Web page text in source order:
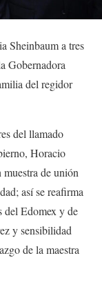
Sheinbaum a tres
Gobernadora
del regidor
del llamado
Horacio
de unión
así se reafirma
del Edomex y de
y sensibilidad
de la maestra